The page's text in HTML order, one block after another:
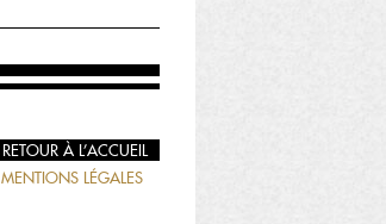
RETOUR À L’ACCUEIL
MENTIONS LÉGALES